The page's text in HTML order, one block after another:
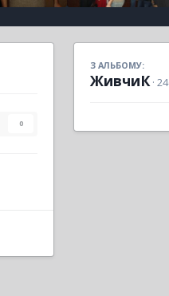
0
З АЛЬБОМУ:
ЖивчиК ·